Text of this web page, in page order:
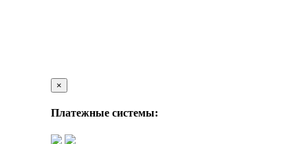
×
Платежные системы: